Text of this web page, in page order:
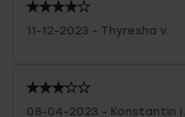
11-12-2023 - Thyresha v.
08-04-2023 - Konstantin I.